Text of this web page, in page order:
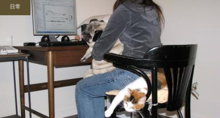
日常